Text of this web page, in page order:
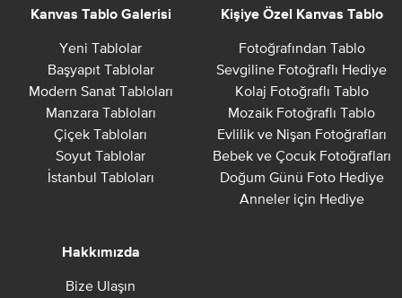
Kanvas Tablo Galerisi
Yeni Tablolar
Başyapıt Tablolar
Modern Sanat Tabloları
Manzara Tabloları
Çiçek Tabloları
Soyut Tablolar
İstanbul Tabloları
Kişiye Özel Kanvas Tablo
Fotoğrafından Tablo
Sevgiline Fotoğraflı Hediye
Kolaj Fotoğraflı Tablo
Mozaik Fotoğraflı Tablo
Evlilik ve Nişan Fotoğrafları
Bebek ve Çocuk Fotoğrafları
Doğum Günü Foto Hediye
Anneler için Hediye
Hakkımızda
Bize Ulaşın